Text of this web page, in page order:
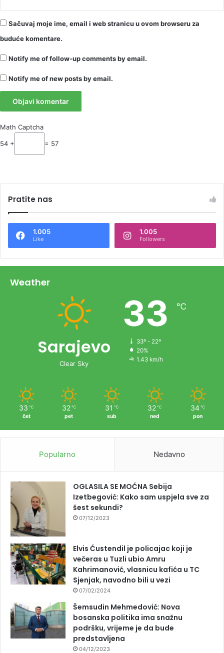
Sačuvaj moje ime, email i web stranicu u ovom browseru za
buduće komentare.
Notify me of follow-up comments by email.
Notify me of new posts by email.
Math Captcha
54 + = 57
Pratite nas
1.005
Like
1.005
Followers
Weather
Sarajevo
Clear Sky
33 ℃
33º - 22º
20%
1.43 km/h
33 ℃
čet
32 ℃
pet
31 ℃
sub
32 ℃
ned
34 ℃
pon
Popularno Nedavno
OGLASILA SE MOĆNA Sebija
Izetbegović: Kako sam uspjela sve za
šest sekundi?
07/12/2023
Elvis Ćustendil je policajac koji je
večeras u Tuzli ubio Amru
Kahrimanović, vlasnicu kafića u TC
Sjenjak, navodno bili u vezi
07/02/2024
Šemsudin Mehmedović: Nova
bosanska politika ima snažnu
podršku, vrijeme je da bude
predstavljena
04/12/2023